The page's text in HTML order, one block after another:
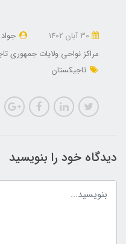
مراکز نواحی ولایات جمهوری
تاجیکستان
دیدگاه خود را بنویسید